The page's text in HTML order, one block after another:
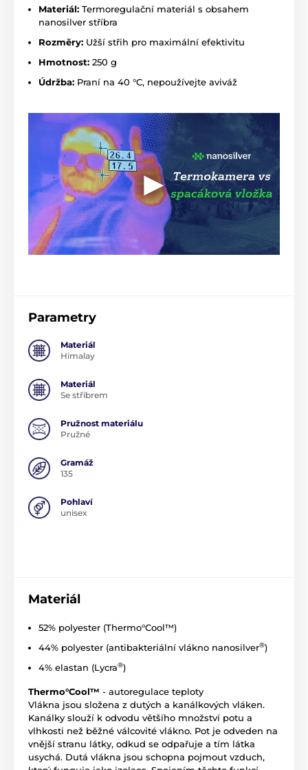
Materiál: Termoregulační materiál s obsahem
nanosilver stříbra
Rozměry: Užší střih pro maximální efektivitu
Hmotnost: 250 g
Údržba: Praní na 40 °C, nepoužívejte aviváž
Parametry
Materiál
Himalay
Materiál
Se stříbrem
Pružnost materiálu
Pružné
Gramáž
135
Pohlaví
unisex
Materiál
52% polyester (Thermo°Cool™)
44% polyester (antibakteriální vlákno nanosilver®)
4% elastan (Lycra®)
Thermo°Cool™ - autoregulace teploty
Vlákna jsou složena z dutých a kanálkových vláken.
Kanálky slouží k odvodu většího množství potu a
vlhkosti než běžné válcovité vlákno. Pot je odveden na
vnější stranu látky, odkud se odpařuje a tím látka
usychá. Dutá vlákna jsou schopna pojmout vzduch,